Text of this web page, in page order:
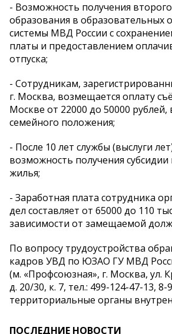
- Возможность получения
образования в образовательных
системы МВД России с
платы и предоставлением
отпуска;
- Сотрудникам,
г. Москва, возмещается оплату
Москве от 22000 до 50000 рублей,
семейного положения;
- После 10 лет службы (выслуги
возможность получения
жилья;
- Заработная плата сотрудника
дел составляет от 65000 до 110
зависимости от замещаемой
По вопросу трудоустройства
кадров УВД по ЮЗАО ГУ МВД
(м. «Профсоюзная», г. Москва, ул.
д. 20/30, к. 7, тел.: 499-124-47-13,
территориальные органы
ПОСЛЕДНИЕ НОВОСТИ